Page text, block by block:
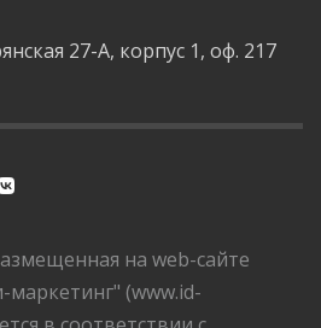
27-А, корпус 1, оф. 217
на web-сайте
(www.id-